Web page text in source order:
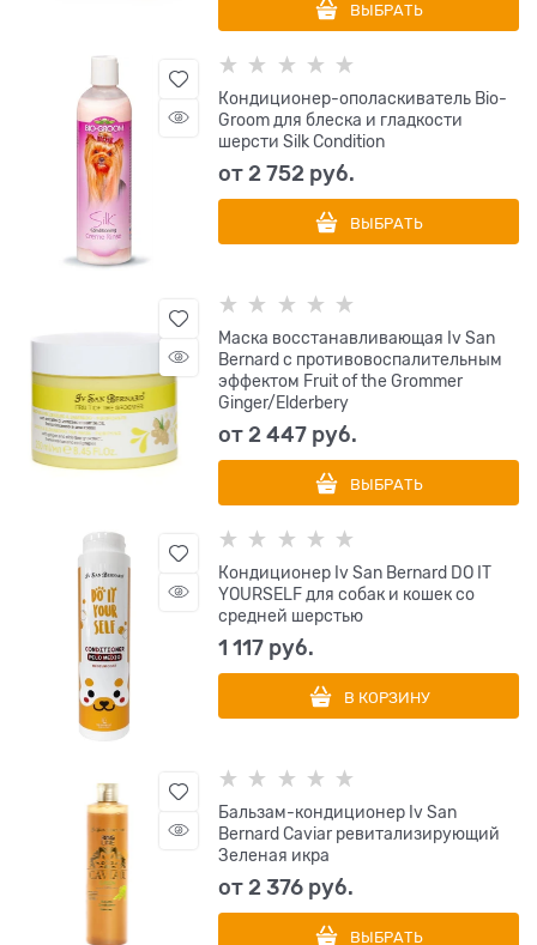
ВЫБРАТЬ
Кондиционер-ополаскиватель Bio-
Groom для блеска и гладкости
шерсти Silk Condition
от2 752 руб.
ВЫБРАТЬ
Маска восстанавливающая Iv San
Bernard с противовоспалительным
эффектом Fruit of the Grommer
Ginger/Elderbery
от2 447 руб.
ВЫБРАТЬ
Кондиционер Iv San Bernard DO IT
YOURSELF для собак и кошек со
средней шерстью
1 117 руб.
В КОРЗИНУ
Бальзам-кондиционер Iv San
Bernard Caviar ревитализирующий
Зеленая икра
от2 376 руб.
ВЫБРАТЬ